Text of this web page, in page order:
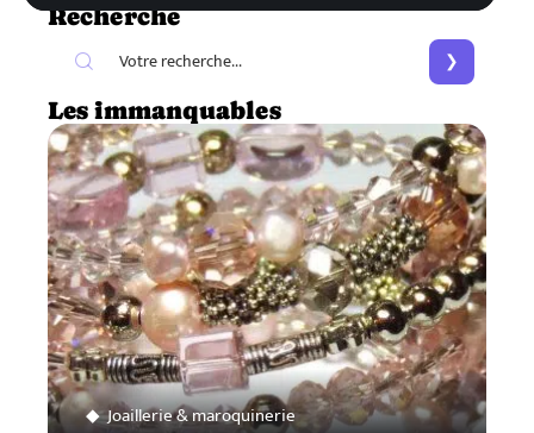
Recherche
Les immanquables
Joaillerie & maroquinerie